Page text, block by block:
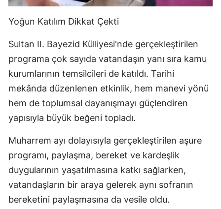
Yoğun Katılım Dikkat Çekti
Sultan II. Bayezid Külliyesi'nde gerçekleştirilen
programa çok sayıda vatandaşın yanı sıra kamu
kurumlarının temsilcileri de katıldı. Tarihi
mekânda düzenlenen etkinlik, hem manevi yönü
hem de toplumsal dayanışmayı güçlendiren
yapısıyla büyük beğeni topladı.
Muharrem ayı dolayısıyla gerçekleştirilen aşure
programı, paylaşma, bereket ve kardeşlik
duygularının yaşatılmasına katkı sağlarken,
vatandaşların bir araya gelerek aynı sofranın
bereketini paylaşmasına da vesile oldu.